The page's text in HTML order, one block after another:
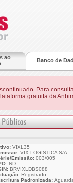
ao
Banco de
Para
gratuita da
VIXL35
VIX LOGISTICA S/A
Emissão:003/005
ND
BRVIXLDBS088
Registrado
Padronizada: